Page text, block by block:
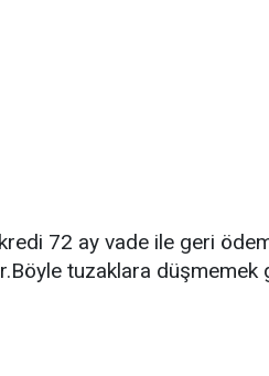
72 ay vade ile geri
tuzaklara düşmemek